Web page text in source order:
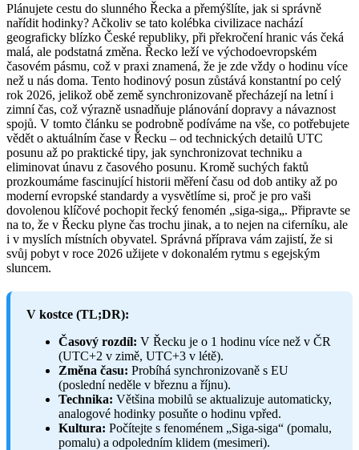
Plánujete cestu do slunného Řecka a přemýšlíte, jak si správně
nařídit hodinky? Ačkoliv se tato kolébka civilizace nachází
geograficky blízko České republiky, při překročení hranic vás čeká
malá, ale podstatná změna. Řecko leží ve východoevropském
časovém pásmu, což v praxi znamená, že je zde vždy o hodinu více
než u nás doma. Tento hodinový posun zůstává konstantní po celý
rok 2026, jelikož obě země synchronizovaně přecházejí na letní i
zimní čas, což výrazně usnadňuje plánování dopravy a návaznost
spojů. V tomto článku se podrobně podíváme na vše, co potřebujete
vědět o aktuálním čase v Řecku – od technických detailů UTC
posunu až po praktické tipy, jak synchronizovat techniku a
eliminovat únavu z časového posunu. Kromě suchých faktů
prozkoumáme fascinující historii měření času od dob antiky až po
moderní evropské standardy a vysvětlíme si, proč je pro vaši
dovolenou klíčové pochopit řecký fenomén „siga-siga„. Připravte se
na to, že v Řecku plyne čas trochu jinak, a to nejen na ciferníku, ale
i v myslích místních obyvatel. Správná příprava vám zajistí, že si
svůj pobyt v roce 2026 užijete v dokonalém rytmu s egejským
sluncem.
V kostce (TL;DR):
Časový rozdíl: V Řecku je o 1 hodinu více než v ČR
(UTC+2 v zimě, UTC+3 v létě).
Změna času: Probíhá synchronizovaně s EU
(poslední neděle v březnu a říjnu).
Technika: Většina mobilů se aktualizuje automaticky,
analogové hodinky posuňte o hodinu vpřed.
Kultura: Počítejte s fenoménem „Siga-siga“ (pomalu,
pomalu) a odpoledním klidem (mesimeri).